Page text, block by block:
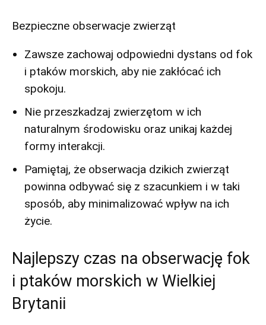
Bezpieczne obserwacje zwierząt
Zawsze ⁣zachowaj odpowiedni dystans od fok
i ptaków morskich, aby nie zakłócać ich
spokoju.
Nie przeszkadzaj zwierzętom ⁣w ich
‌naturalnym środowisku ​oraz unikaj każdej
formy interakcji.
Pamiętaj, że obserwacja dzikich⁣ zwierząt
powinna odbywać się ⁣z szacunkiem i w taki
sposób, aby minimalizować wpływ na ich
życie.
Najlepszy ⁣czas na obserwację fok
i ptaków morskich⁢ w Wielkiej
Brytanii